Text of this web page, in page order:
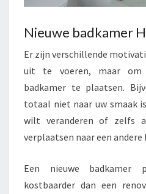
Nieuwe badkamer
Er zijn verschillende
uit te voeren, maar om
badkamer te plaatsen.
totaal niet naar uw smaak
wilt veranderen of zelfs
verplaatsen naar een andere
Een nieuwe
kostbaarder dan een